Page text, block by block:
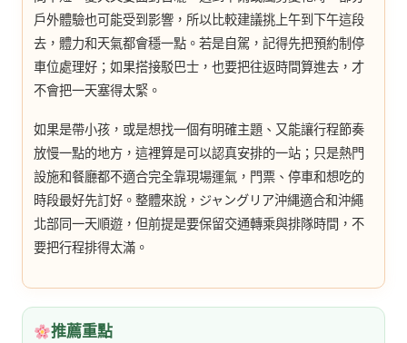
戶外體驗也可能受到影響，所以比較建議挑上午到下午這段
去，體力和天氣都會穩一點。若是自駕，記得先把預約制停
車位處理好；如果搭接駁巴士，也要把往返時間算進去，才
不會把一天塞得太緊。
如果是帶小孩，或是想找一個有明確主題、又能讓行程節奏
放慢一點的地方，這裡算是可以認真安排的一站；只是熱門
設施和餐廳都不適合完全靠現場運氣，門票、停車和想吃的
時段最好先訂好。整體來說，ジャングリア沖縄適合和沖繩
北部同一天順遊，但前提是要保留交通轉乘與排隊時間，不
要把行程排得太滿。
推薦重點